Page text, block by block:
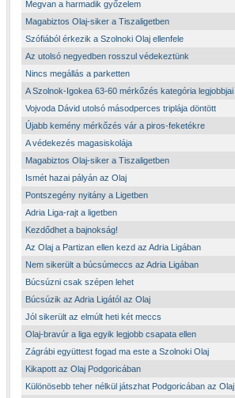
Megvan a harmadik győzelem
Magabiztos Olaj-siker a Tiszaligetben
Szófiából érkezik a Szolnoki Olaj ellenfele
Az utolsó negyedben rosszul védekeztünk
Nincs megállás a parketten
A Szolnok-Igokea 63-60 mérkőzés kategória legjobbjai
Vojvoda Dávid utolsó másodperces triplája döntött
Újabb kemény mérkőzés vár a piros-feketékre
A védekezés magasiskolája
Magabiztos Olaj-siker a Tiszaligetben
Ismét hazai pályán az Olaj
Pontszegény nyitány a Ligetben
Adria Liga-rajt a ligetben
Kezdődhet a bajnokság!
Az Olaj a Partizan ellen kezd az Adria Ligában
Nem sikerült a búcsúmeccs az Adria Ligában
Búcsúzni csak szépen lehet
Búcsúzik az Adria Ligától az Olaj
Jól sikerült az elmúlt heti két meccs
Olaj-bravúr a liga egyik legjobb csapata ellen
Zágrábi együttest fogad ma este a Szolnoki Olaj
Kikapott az Olaj Podgoricában
Különösebb teher nélkül játszhat Podgoricában az Olaj